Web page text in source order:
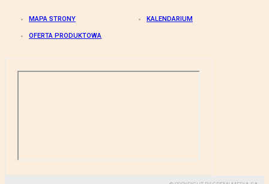
MAPA STRONY KALENDARIUM
OFERTA PRODUKTOWA